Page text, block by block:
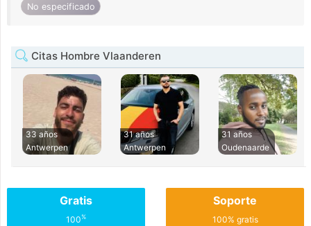
No especificado
Citas Hombre Vlaanderen
33 años
Antwerpen
31 años
Antwerpen
31 años
Oudenaarde
Gratis
100%
Soporte
100% gratis